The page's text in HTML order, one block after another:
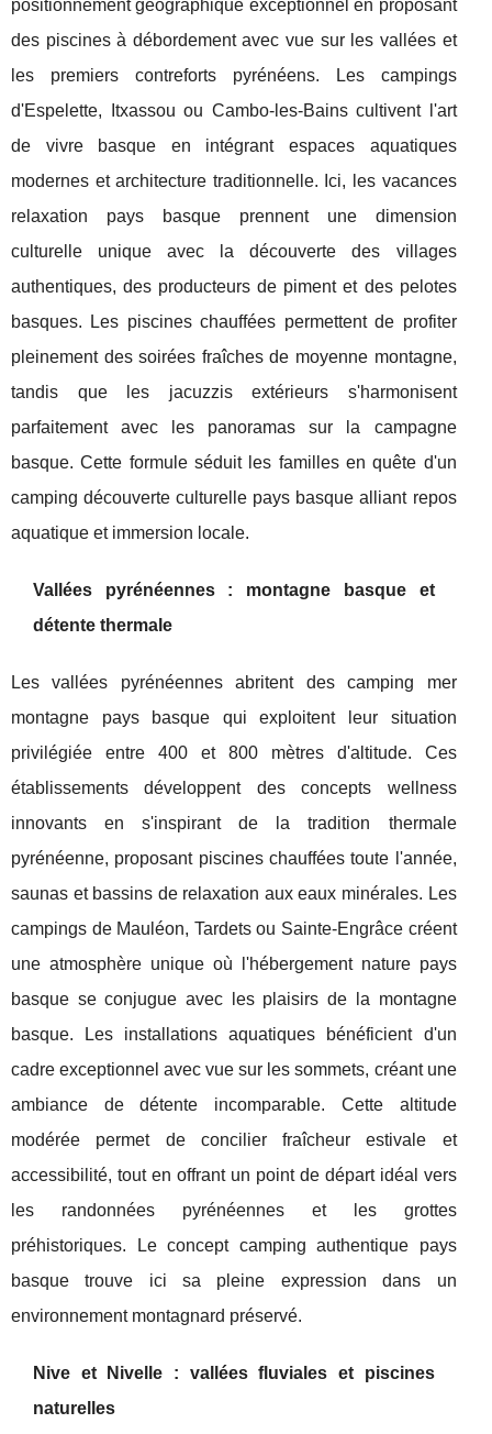
positionnement géographique exceptionnel en proposant
des piscines à débordement avec vue sur les vallées et
les premiers contreforts pyrénéens. Les campings
d'Espelette, Itxassou ou Cambo-les-Bains cultivent l'art
de vivre basque en intégrant espaces aquatiques
modernes et architecture traditionnelle. Ici, les vacances
relaxation pays basque prennent une dimension
culturelle unique avec la découverte des villages
authentiques, des producteurs de piment et des pelotes
basques. Les piscines chauffées permettent de profiter
pleinement des soirées fraîches de moyenne montagne,
tandis que les jacuzzis extérieurs s'harmonisent
parfaitement avec les panoramas sur la campagne
basque. Cette formule séduit les familles en quête d'un
camping découverte culturelle pays basque alliant repos
aquatique et immersion locale.
Vallées pyrénéennes : montagne basque et
détente thermale
Les vallées pyrénéennes abritent des camping mer
montagne pays basque qui exploitent leur situation
privilégiée entre 400 et 800 mètres d'altitude. Ces
établissements développent des concepts wellness
innovants en s'inspirant de la tradition thermale
pyrénéenne, proposant piscines chauffées toute l'année,
saunas et bassins de relaxation aux eaux minérales. Les
campings de Mauléon, Tardets ou Sainte-Engrâce créent
une atmosphère unique où l'hébergement nature pays
basque se conjugue avec les plaisirs de la montagne
basque. Les installations aquatiques bénéficient d'un
cadre exceptionnel avec vue sur les sommets, créant une
ambiance de détente incomparable. Cette altitude
modérée permet de concilier fraîcheur estivale et
accessibilité, tout en offrant un point de départ idéal vers
les randonnées pyrénéennes et les grottes
préhistoriques. Le concept camping authentique pays
basque trouve ici sa pleine expression dans un
environnement montagnard préservé.
Nive et Nivelle : vallées fluviales et piscines
naturelles